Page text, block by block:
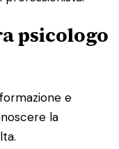
psicologo
e
la